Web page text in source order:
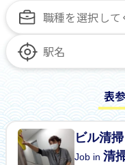
表
ビル清掃
Job in清